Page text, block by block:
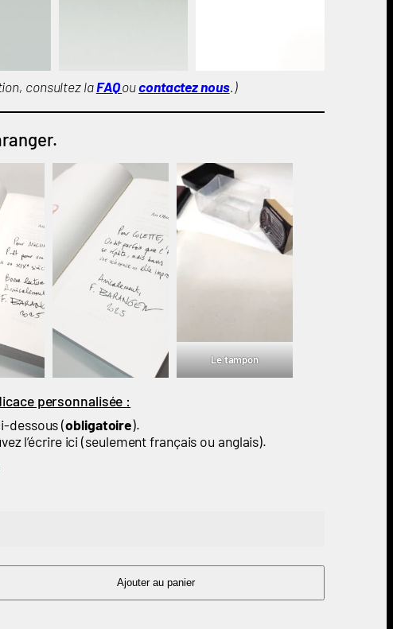
consultez laFAQoucontactez nous.)
Le tampon
personnalisée :
dessous (obligatoire).
l’écrire ici (seulement français ou anglais).
Ajouter au panier